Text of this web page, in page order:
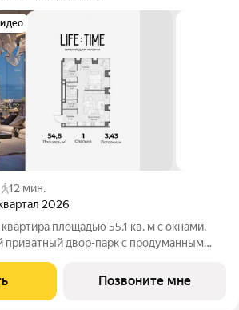
12 мин.
2026
площадью 55,1 кв. м с окнами,
приватный двор-парк с продуманным
остекление делает его особенно
Позвоните мне